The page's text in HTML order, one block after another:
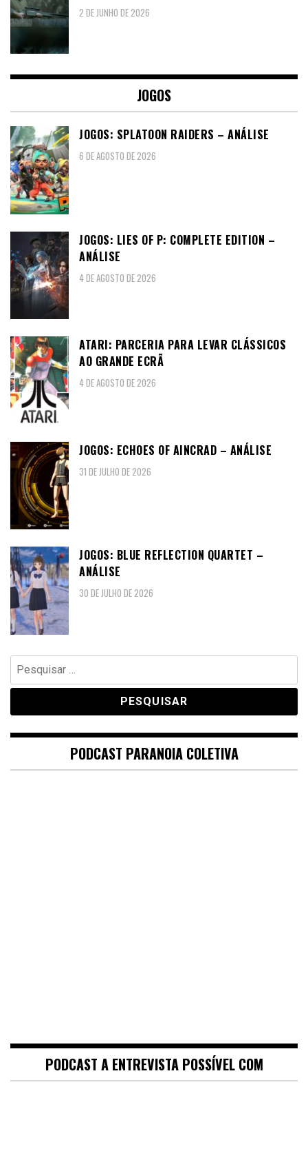
2 DE JUNHO DE 2026
JOGOS
JOGOS: SPLATOON RAIDERS – ANÁLISE
6 DE AGOSTO DE 2026
JOGOS: LIES OF P: COMPLETE EDITION –
ANÁLISE
4 DE AGOSTO DE 2026
ATARI: PARCERIA PARA LEVAR CLÁSSICOS
AO GRANDE ECRÃ
4 DE AGOSTO DE 2026
JOGOS: ECHOES OF AINCRAD – ANÁLISE
31 DE JULHO DE 2026
JOGOS: BLUE REFLECTION QUARTET –
ANÁLISE
30 DE JULHO DE 2026
Pesquisar
por:
PODCAST PARANOIA COLETIVA
PODCAST A ENTREVISTA POSSÍVEL COM